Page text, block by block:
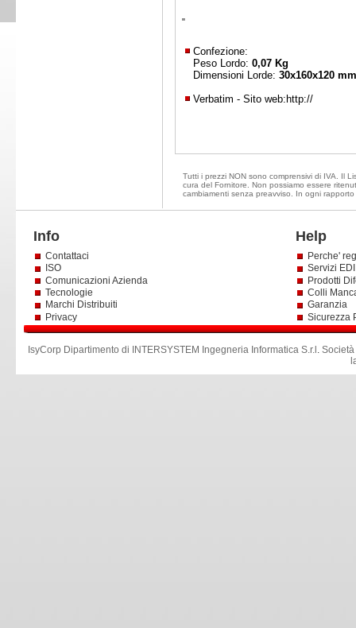
"
Confezione:
Peso Lordo: 0,07 Kg
Dimensioni Lorde: 30x160x120 mm
Verbatim - Sito web: http://
Tutti i prezzi NON sono comprensivi di IVA. Il
cura del Fornitore. Non possiamo essere
cambiamenti senza preavviso. In ogni
Info Help
Contattaci
ISO
Comunicazioni Azienda
Tecnologie
Marchi Distribuiti
Privacy
Perche'
Servizi
Prodotti
Colli
Garanzia
Sicurezza
IsyCorp Dipartimento di INTERSYSTEM Ingegneria Informatica S.r.l .